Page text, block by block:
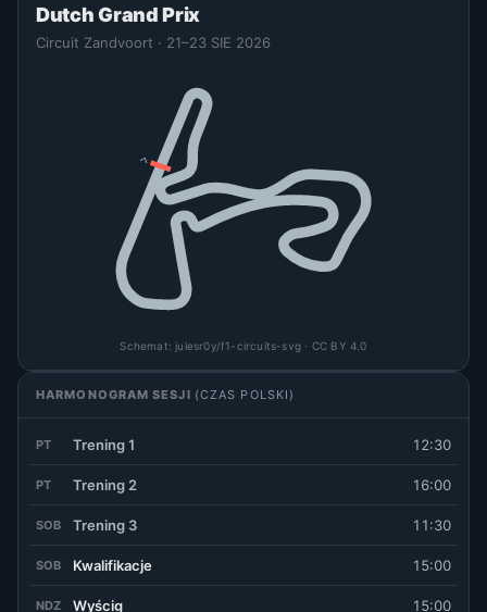
Dutch Grand Prix
Circuit Zandvoort · 21–23 SIE 2026
Schemat: julesr0y/f1-circuits-svg · CC BY 4.0
HARMONOGRAM SESJI (CZAS POLSKI)
PT Trening 1 12:30
PT Trening 2 16:00
SOB Trening 3 11:30
SOB Kwalifikacje 15:00
NDZ Wyścig 15:00